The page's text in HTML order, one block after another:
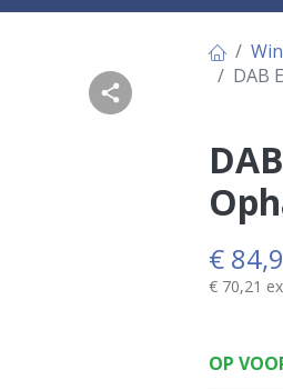
DAB
€
€ 70,21
OP